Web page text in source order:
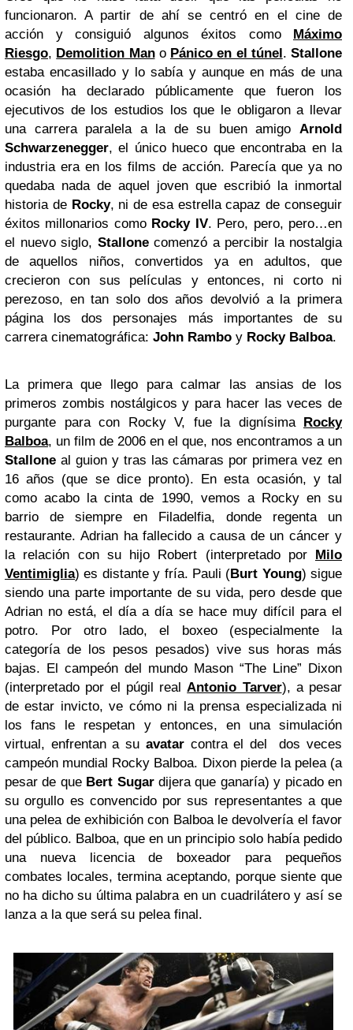
funcionaron. A partir de ahí se centró en el cine de
acción y consiguió algunos éxitos como Máximo
Riesgo, Demolition Mano Pánico en el túnel. Stallone
estaba encasillado y lo sabía y aunque en más de una
ocasión ha declarado públicamente que fueron los
ejecutivos de los estudios los que le obligaron a llevar
una carrera paralela a la de su buen amigo Arnold
Schwarzenegger, el único hueco que encontraba en la
industria era en los films de acción. Parecía que ya no
quedaba nada de aquel joven que escribió la inmortal
historia de Rocky, ni de esa estrella capaz de conseguir
éxitos millonarios como Rocky IV. Pero, pero, pero…en
el nuevo siglo, Stallonecomenzó a percibir la nostalgia
de aquellos niños, convertidos ya en adultos, que
crecieron con sus películas y entonces, ni corto ni
perezoso, en tan solo dos años devolvió a la primera
página los dos personajes más importantes de su
carrera cinematográfica: John Rambo y Rocky Balboa.
La primera que llego para calmar las ansias de los
primeros zombis nostálgicos y para hacer las veces de
purgante para con Rocky V, fue la dignísima Rocky
Balboa, un film de 2006 en el que, nos encontramos a un
Stallone al guion y tras las cámaras por primera vez en
16 años (que se dice pronto). En esta ocasión, y tal
como acabo la cinta de 1990, vemos a Rocky en su
barrio de siempre en Filadelfia, donde regenta un
restaurante. Adrian ha fallecido a causa de un cáncer y
la relación con su hijo Robert (interpretado por Milo
Ventimiglia) es distante y fría. Pauli (Burt Young) sigue
siendo una parte importante de su vida, pero desde que
Adrian no está, el día a día se hace muy difícil para el
potro. Por otro lado, el boxeo (especialmente la
categoría de los pesos pesados) vive sus horas más
bajas. El campeón del mundo Mason “The Line” Dixon
(interpretado por el púgil realAntonio Tarver), a pesar
de estar invicto, ve cómo ni la prensa especializada ni
los fans le respetan y entonces, en una simulación
virtual, enfrentan a su avatarcontra el del dos veces
campeón mundial Rocky Balboa. Dixon pierde la pelea (a
pesar de que Bert Sugardijera que ganaría) y picado en
su orgullo es convencido por sus representantes a que
una pelea de exhibición con Balboa le devolvería el favor
del público. Balboa, que en un principio solo había pedido
una nueva licencia de boxeador para pequeños
combates locales, termina aceptando, porque siente que
no ha dicho su última palabra en un cuadrilátero y así se
lanza a la que será su pelea final.